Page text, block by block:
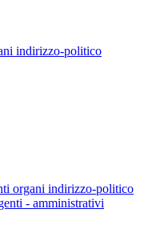
indirizzo-politico
organi indirizzo-politico
- amministrativi